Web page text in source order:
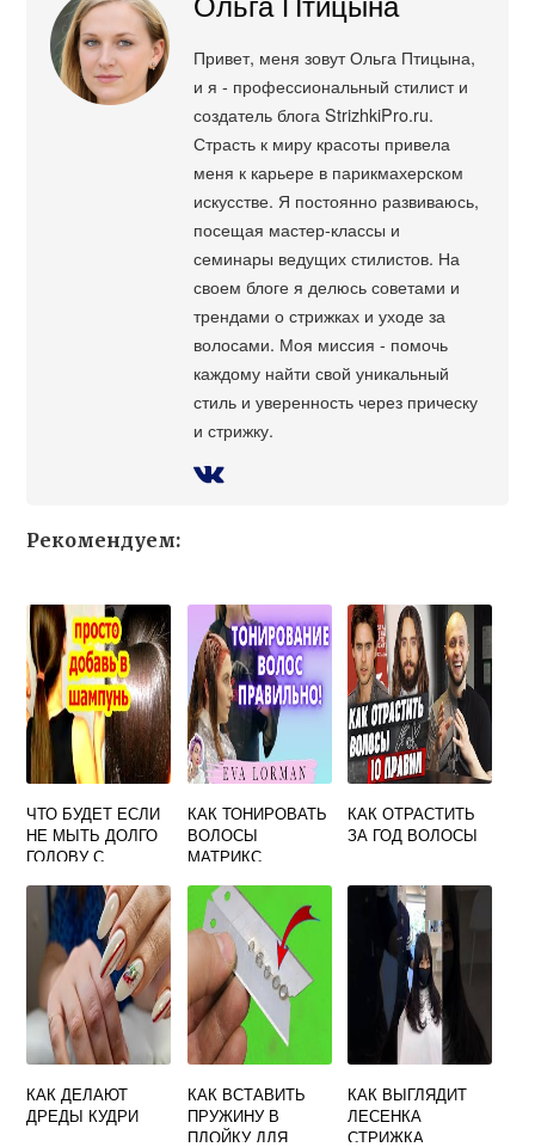
Привет, меня зовут Ольга Птицына,
и я - профессиональный стилист и
создатель блога StrizhkiPro.ru.
Страсть к миру красоты привела
меня к карьере в парикмахерском
искусстве. Я постоянно развиваюсь,
посещая мастер-классы и
семинары ведущих стилистов. На
своем блоге я делюсь советами и
трендами о стрижках и уходе за
волосами. Моя миссия - помочь
каждому найти свой уникальный
стиль и уверенность через прическу
и стрижку.
Рекомендуем:
ЧТО БУДЕТ ЕСЛИ
НЕ МЫТЬ ДОЛГО
ГОЛОВУ С
КАК ТОНИРОВАТЬ
ВОЛОСЫ
МАТРИКС
КАК ОТРАСТИТЬ
ЗА ГОД ВОЛОСЫ
КАК ДЕЛАЮТ
ДРЕДЫ КУДРИ
КАК ВСТАВИТЬ
ПРУЖИНУ В
ПЛОЙКУ ДЛЯ
КАК ВЫГЛЯДИТ
ЛЕСЕНКА
СТРИЖКА